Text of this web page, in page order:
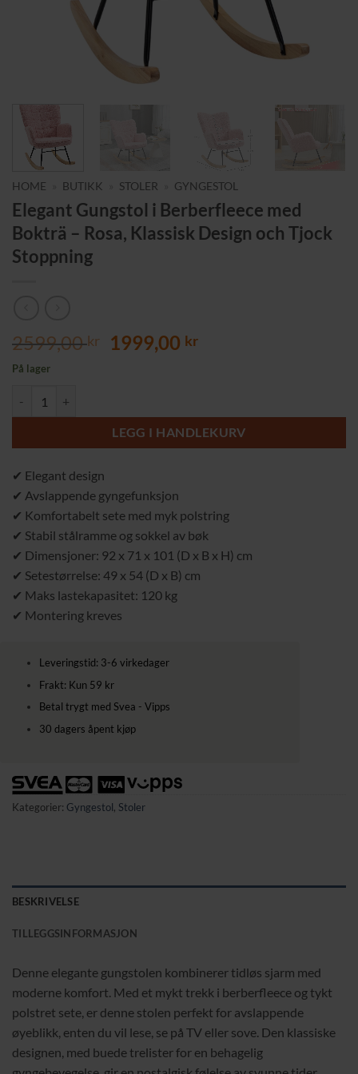
HOME BUTIKK STOLER GYNGESTOL
Elegant Gungstol i Berberfleece med
Bokträ – Rosa, Klassisk Design och Tjock
Stoppning
2599,00kr
Opprinnelig
1999,00 krNåværende
På lager
LEGG I HANDLEKURV
✔ Elegant design
✔ Avslappende gyngefunksjon
✔ Komfortabelt sete med myk polstring
✔ Stabil stålramme og sokkel av bøk
✔ Dimensjoner: 92 x 71 x 101 (D x B x H) cm
✔ Setestørrelse: 49 x 54 (D x B) cm
✔ Maks lastekapasitet: 120 kg
✔ Montering kreves
Leveringstid: 3-6 virkedager
Frakt: Kun 59 kr
Betal trygt med Svea - Vipps
30 dagers åpent kjøp
Kategorier: Gyngestol, Stoler
BESKRIVELSE
TILLEGGSINFORMASJON
Denne elegante gungstolen kombinerer tidløs sjarm med
moderne komfort. Med et mykt trekk i berberfleece og tykt
polstret sete, er denne stolen perfekt for avslappende
øyeblikk, enten du vil lese, se på TV eller sove. Den klassiske
designen, med buede trelister for en behagelig